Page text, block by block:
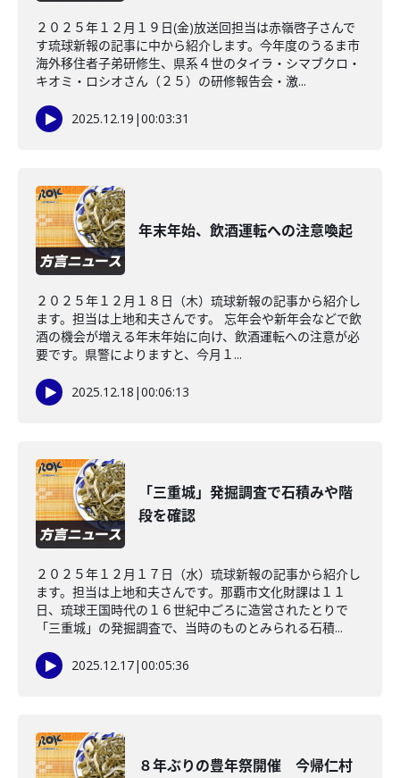
２０２５年１２月１９日(金)放送回担当は赤嶺啓子さんで
す琉球新報の記事に中から紹介します。今年度のうるま市
海外移住者子弟研修生、県系４世のタイラ・シマブクロ・
キオミ・ロシオさん（２５）の研修報告会・激...
2025.12.19 |00:03:31
年末年始、飲酒運転への注意喚起
２０２５年１２月１８日（木）琉球新報の記事から紹介し
ます。担当は上地和夫さんです。 忘年会や新年会などで飲
酒の機会が増える年末年始に向け、飲酒運転への注意が必
要です。県警によりますと、今月１...
2025.12.18 |00:06:13
「三重城」発掘調査で石積みや階
段を確認
２０２５年１２月１７日（水）琉球新報の記事から紹介し
ます。担当は上地和夫さんです。那覇市文化財課は１１
日、琉球王国時代の１６世紀中ごろに造営されたとりで
「三重城」の発掘調査で、当時のものとみられる石積...
2025.12.17|00:05:36
８年ぶりの豊年祭開催 今帰仁村